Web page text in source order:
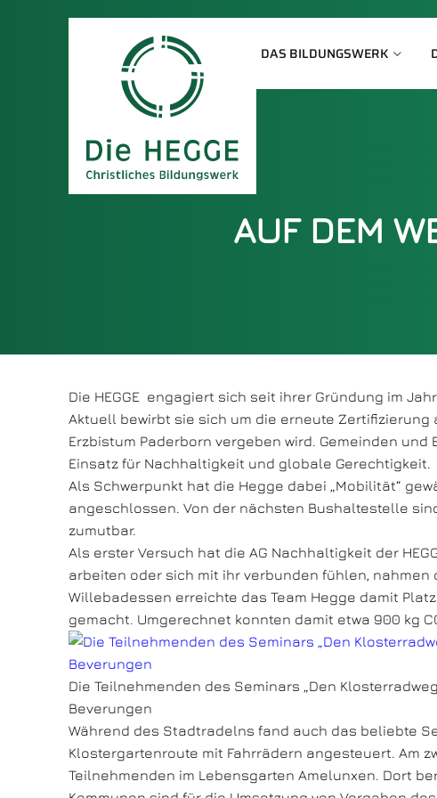
DAS BILDUNGSWERK
AUF DEM
Die HEGGE engagiert sich seit ihrer Gründung im
Aktuell bewirbt sie sich um die erneute Zertifizierung
Erzbistum Paderborn vergeben wird. Gemeinden
Einsatz für Nachhaltigkeit und globale Gerechtigkeit.
Als Schwerpunkt hat die Hegge dabei „Mobilität“
angeschlossen. Von der nächsten Bushaltestelle
zumutbar.
Als erster Versuch hat die AG Nachhaltigkeit der
arbeiten oder sich mit ihr verbunden fühlen, nahmen
Willebadessen erreichte das Team Hegge damit
gemacht. Umgerechnet konnten damit etwa 900 kg
Die Teilnehmenden des Seminars „Den
Beverungen
Während des Stadtradelns fand auch das beliebte
Klostergartenroute mit Fahrrädern angesteuert. Am
Teilnehmenden im Lebensgarten Amelunxen. Dort